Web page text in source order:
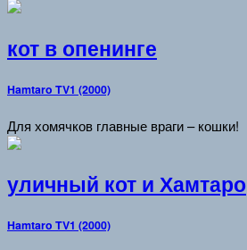
кот в опенинге
Hamtaro TV1 (2000)
Для хомячков главные враги – кошки!
уличный кот и Хамтаро
Hamtaro TV1 (2000)